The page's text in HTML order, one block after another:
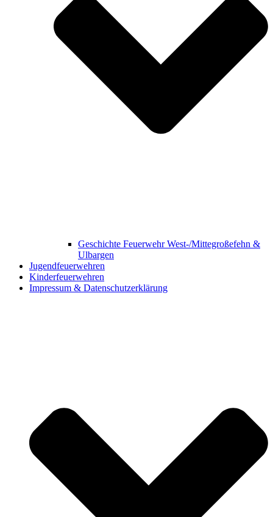
Geschichte Feuerwehr West-/Mittegroßefehn &
Ulbargen
Jugendfeuerwehren
Kinderfeuerwehren
Impressum & Datenschutzerklärung